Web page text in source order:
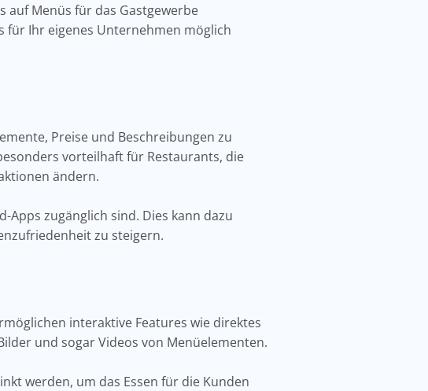
auf Menüs für das Gastgewerbe
für Ihr eigenes Unternehmen möglich
Preise und Beschreibungen zu
vorteilhaft für Restaurants, die
ändern.
Apps zugänglich sind. Dies kann dazu
zu steigern.
interaktive Features wie direktes
und sogar Videos von Menüelementen.
werden, um das Essen für die Kunden